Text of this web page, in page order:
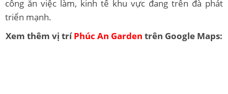
công ăn việc làm, kinh tế khu vực đang trên đà phát
triển mạnh.
Xem thêm vị tríPhúc An Garden trên Google Maps: